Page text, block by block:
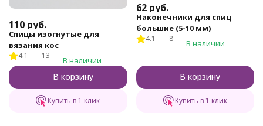
110 руб.
Спицы изогнутые для
вязания кос
4.1 13 В наличии
В корзину
Купить в 1 клик
62 руб.
Наконечники для спиц
большие (5-10 мм)
4.1 8 В наличии
В корзину
Купить в 1 клик